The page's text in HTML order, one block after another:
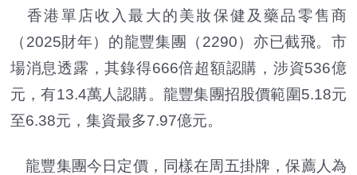
香港單店收入最大的美妝保健及藥品零售商
（2025財年）的龍豐集團（2290）亦已截飛。市
場消息透露，其錄得666倍超額認購，涉資536億
元，有13.4萬人認購。龍豐集團招股價範圍5.18元
至6.38元，集資最多7.97億元。
龍豐集團今日定價，同樣在周五掛牌，保薦人為